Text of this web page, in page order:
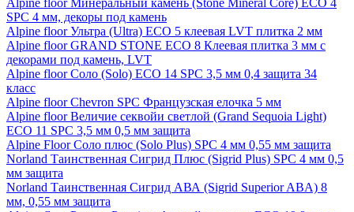
Alpine floor Минеральный камень (Stone Mineral Core) ECO 4
SPC 4 мм, декоры под камень
Alpine floor Ультра (Ultra) ECO 5 клеевая LVT плитка 2 мм
Alpine floor GRAND STONE ECO 8 Клеевая плитка 3 мм с
декорами под камень, LVT
Alpine floor Соло (Solo) ECO 14 SPC 3,5 мм 0,4 защита 34
класс
Alpine floor Chevron SPC Французская елочка 5 мм
Alpine floor Величие секвойи светлой (Grand Sequoia Light)
ECO 11 SPC 3,5 мм 0,5 мм защита
Alpine Floor Соло плюс (Solo Plus) SPC 4 мм 0,55 мм защита
Norland Таинственная Сигрид Плюс (Sigrid Plus) SPC 4 мм 0,5
мм защита
Norland Таинственная Сигрид АВА (Sigrid Superior ABA) 8
мм, 0,55 мм защита